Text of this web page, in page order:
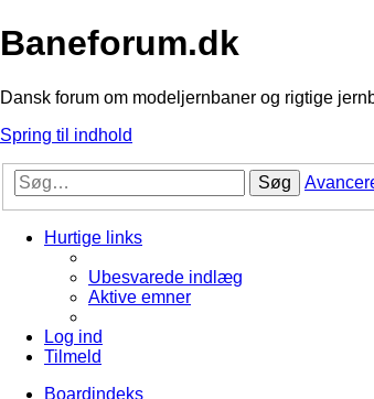
Baneforum.dk
Dansk forum om modeljernbaner og rigtige
Spring til indhold
Søg
Hurtige links
Ubesvarede indlæg
Aktive emner
Log ind
Tilmeld
Boardindeks